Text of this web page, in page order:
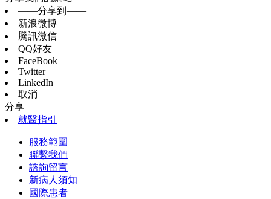
——分享到——
新浪微博
騰訊微信
QQ好友
FaceBook
Twitter
LinkedIn
取消
分享
就醫指引
服務範圍
聯繫我們
諮詢留言
新病人須知
國際患者